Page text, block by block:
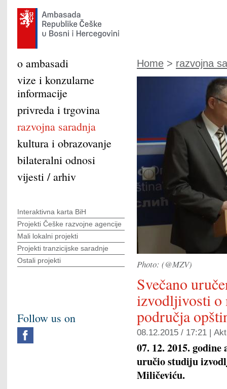
Home > razvojna
Photo: (@MZV)
Svečano
izvodljivosti o
područja
08.12.2015 / 17:21 |
07. 12. 2015.
uručio studiju
Miličeviću.
o ambasadi
vize i konzularne
informacije
privreda i trgovina
razvojna saradnja
kultura i obrazovanje
bilateralni odnosi
vijesti / arhiv
Interaktivna karta BiH
Projekti Češke razvojne agencije
Mali lokalni projekti
Projekti tranzicijske saradnje
Ostali projekti
Follow us on